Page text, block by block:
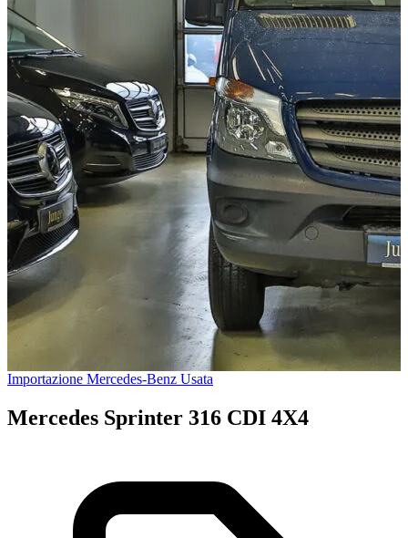
Importazione Mercedes-Benz Usata
Mercedes Sprinter 316 CDI 4X4